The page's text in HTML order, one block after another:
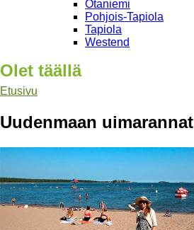
Otaniemi
Pohjois-Tapiola
Tapiola
Westend
Olet täällä
Etusivu
Uudenmaan uimarannat